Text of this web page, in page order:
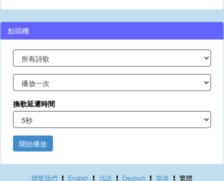
點唱機
換歌延遲時間
開始播放
聯繫我們 English 法語 Deutsch 简体 繁體